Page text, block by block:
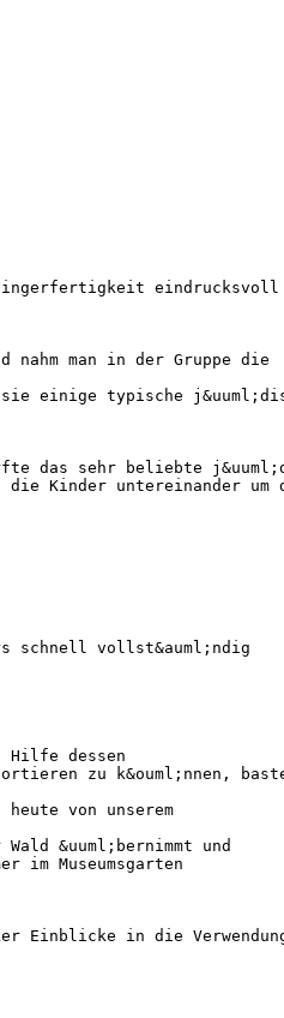
eindrucksvoll
man in der Gruppe die
einige typische
das sehr beliebte
Kinder untereinander um
schnell vollst&auml;ndig
Hilfe dessen
zu k&ouml;nnen,
von unserem
&uuml;bernimmt und
im Museumsgarten
Einblicke in die